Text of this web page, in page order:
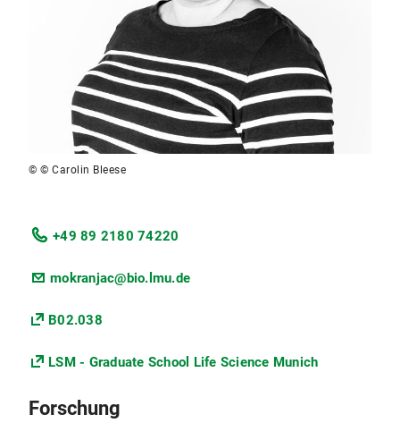
© © Carolin Bleese
+49 89 2180 74220
mokranjac@bio.lmu.de
B02.038
LSM - Graduate School Life Science Munich
Forschung